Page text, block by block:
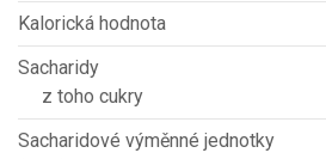
Kalorická hodnota
Sacharidy
z toho cukry
Sacharidové výměnné jednotky